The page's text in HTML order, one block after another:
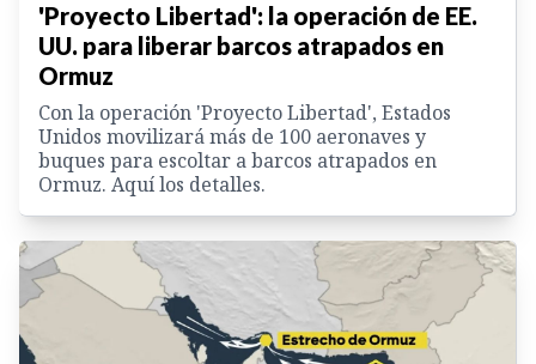
'Proyecto Libertad': la operación de EE.
UU. para liberar barcos atrapados en
Ormuz
Con la operación 'Proyecto Libertad', Estados
Unidos movilizará más de 100 aeronaves y
buques para escoltar a barcos atrapados en
Ormuz. Aquí los detalles.